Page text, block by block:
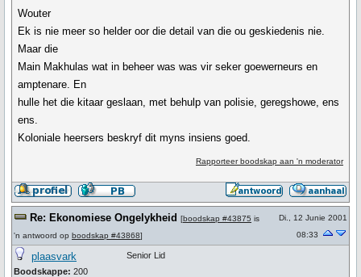
Wouter
Ek is nie meer so helder oor die detail van die ou geskiedenis nie.
Maar die
Main Makhulas wat in beheer was was vir seker goewerneurs en
amptenare. En
hulle het die kitaar geslaan, met behulp van polisie, geregshowe, ens
ens.
Koloniale heersers beskryf dit myns insiens goed.
Rapporteer boodskap aan 'n moderator
Re: Ekonomiese Ongelykheid [boodskap #43875 is
'n antwoord op boodskap #43868]
Di., 12 Junie 2001
08:33
plaasvark
Boodskappe: 200
Senior Lid